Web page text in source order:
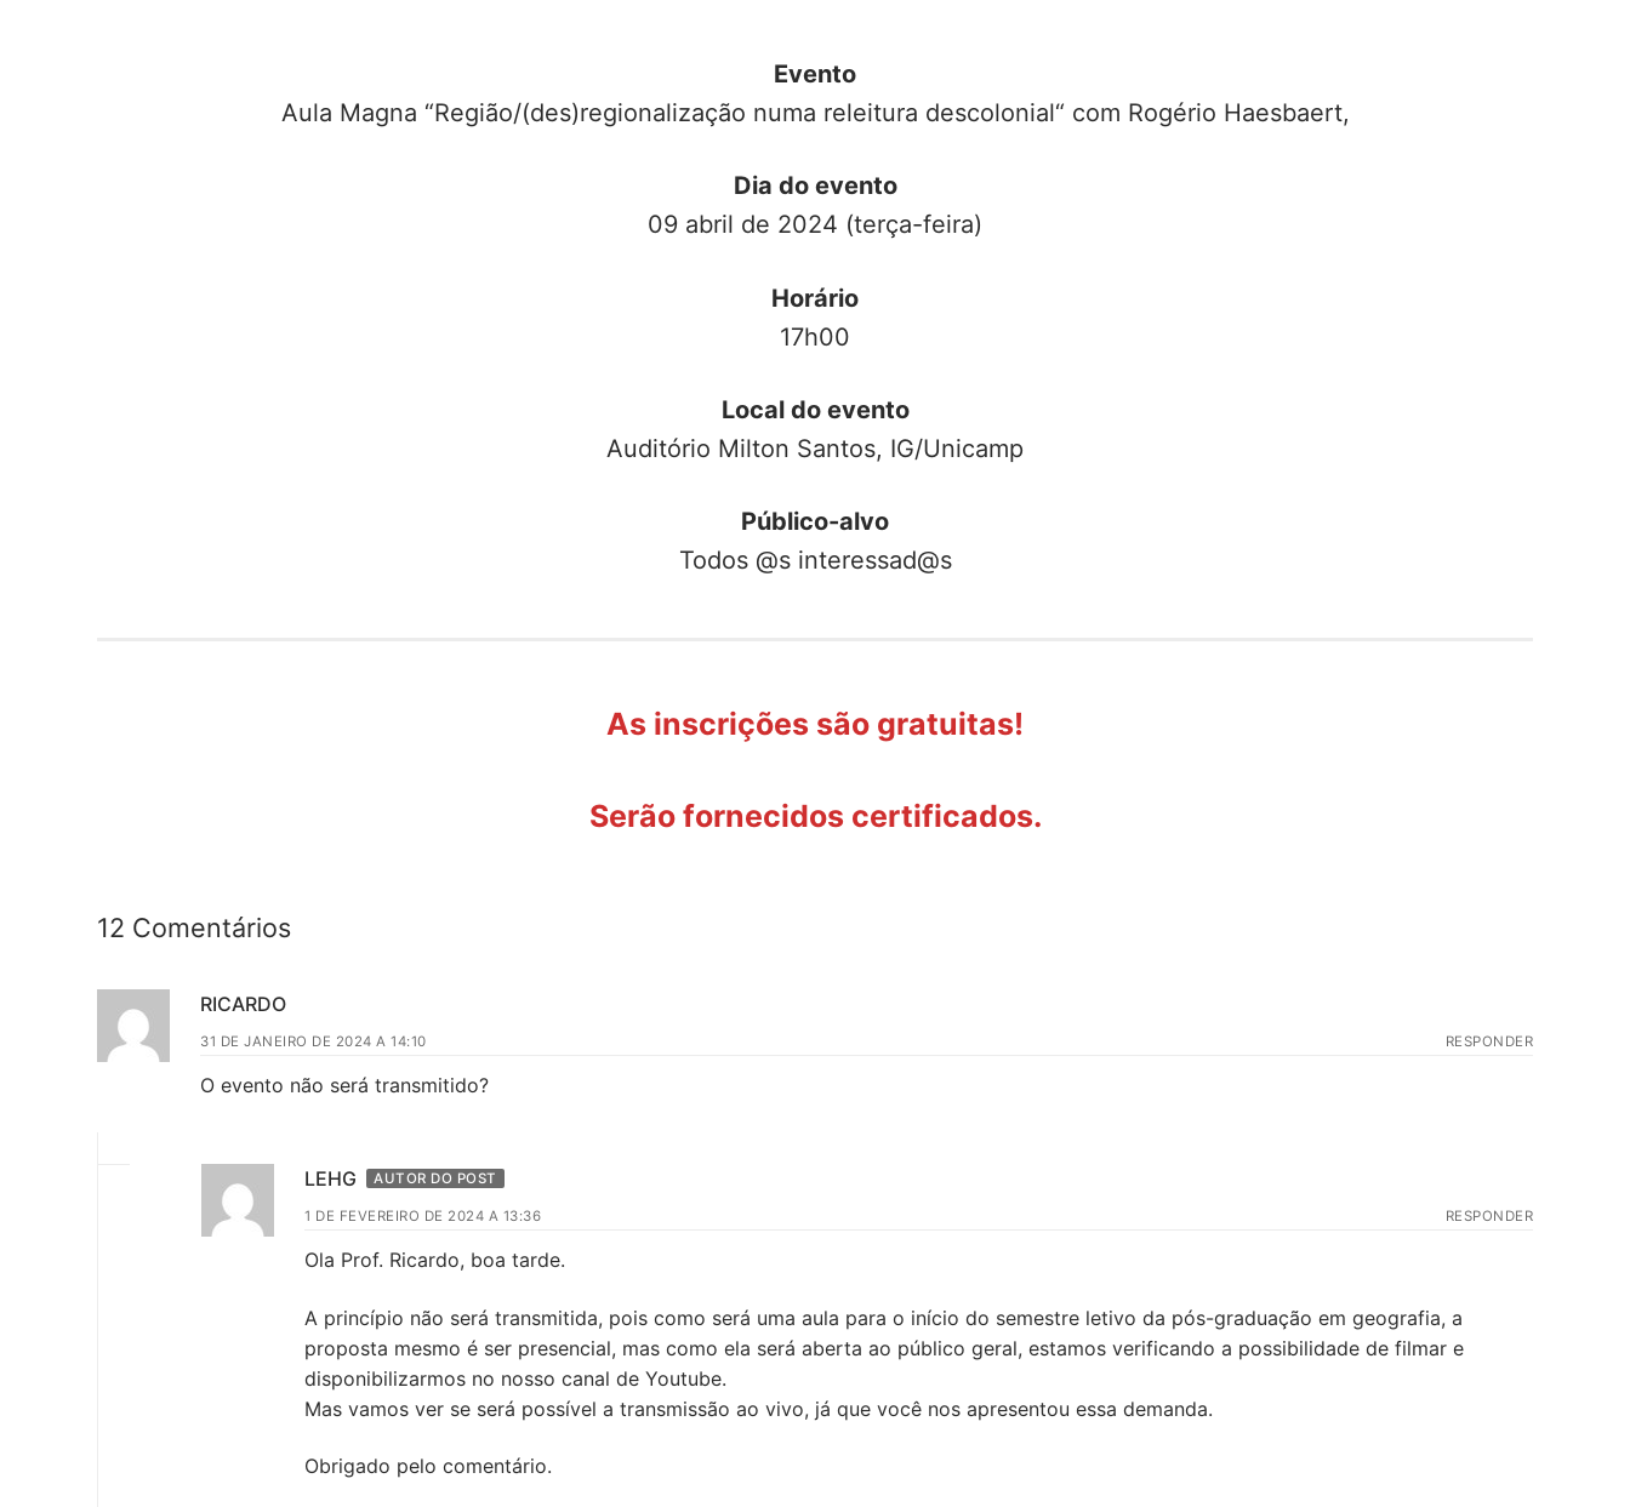
Evento
Aula Magna “Região/(des)regionalização numa releitura descolonial“ com Rogério Haesbaert,
Dia do evento
09 abril de 2024 (terça-feira)
Horário
17h00
Local do evento
Auditório Milton Santos, IG/Unicamp
Público-alvo
Todos @s interessad@s
As inscrições são gratuitas!
Serão fornecidos certificados.
12 Comentários
RICARDO
31 DE JANEIRO DE 2024 A 14:10 RESPONDER
O evento não será transmitido?
LEHG AUTOR DO POST
1 DE FEVEREIRO DE 2024 A 13:36 RESPONDER
Ola Prof. Ricardo, boa tarde.
A princípio não será transmitida, pois como será uma aula para o início do semestre letivo da pós-graduação em geografia, a
proposta mesmo é ser presencial, mas como ela será aberta ao público geral, estamos verificando a possibilidade de filmar e
disponibilizarmos no nosso canal de Youtube.
Mas vamos ver se será possível a transmissão ao vivo, já que você nos apresentou essa demanda.
Obrigado pelo comentário.